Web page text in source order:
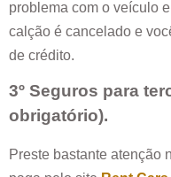
problema com o veículo
calção é cancelado e
de crédito.
3º Seguros para
obrigatório).
Preste bastante atenção